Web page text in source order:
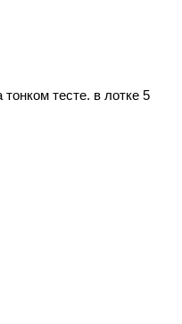
тесте. в лотке 5